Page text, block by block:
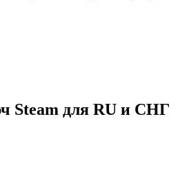
Steam для RU и СНГ